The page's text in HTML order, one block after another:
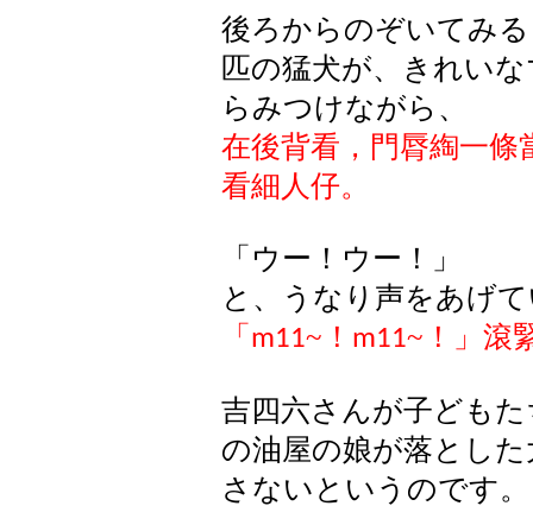
後ろからのぞいてみ
匹の猛犬が、きれい
らみつけながら、
在後背看，門脣綯一條
看細人仔。
「 ウー ！ ウー ！」
と 、 うなり 声をあげ
「 m11~ ！ m11~ ！」滾
吉四六さんが子ども
の油屋の娘が落とし
さないというのです。